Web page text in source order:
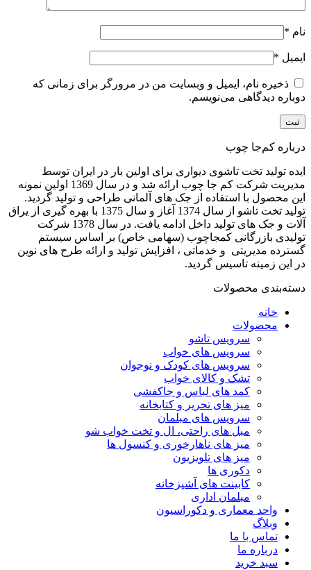
نام *
ایمیل *
ذخیره نام، ایمیل و وبسایت من در مرورگر برای زمانی که
دوباره دیدگاهی می‌نویسم.
درباره کم‌جا چوب
ایده تولید تخت تاشوی دیواری برای اولین بار در ایران توسط
مدیریت شرکت کم جا چوب ارائه شد و در سال 1369 اولین نمونه
این محصول با استفاده از جک های آلمانی طراحی و تولید گردید.
تولید تخت تاشو از سال 1374 آغاز و سال 1375 با بهره گیری از یراق
آلات و جک های تولید داخل ادامه یافت. در سال 1378 شرکت
تولیدی بازرگانی کمجاچوب (سهامی خاص) بر اساس سیستم
گسترده مدیریتی و خدماتی ، افزایش تولید و ارائه طرح های نوین
در این زمینه تاسیس گردید.
دسته‌بندی محصولات
خانه
محصولات
سرویس تاشو
سرویس های خواب
سرویس های کودک و نوجوان
تشک و کالای خواب
کمد های لباس و جاکفشی
میز های تحریر و کتابخانه
سرویس های مبلمان
مبل های راحتی، ال و تخت خواب شو
میز های ناهارخوری و کنسول ها
میز های تلویزیون
دکوری ها
کابینت های آشپزخانه
مبلمان اداری
واحد معماری و دکوراسیون
وبلاگ
تماس با ما
درباره ما
سبد خرید